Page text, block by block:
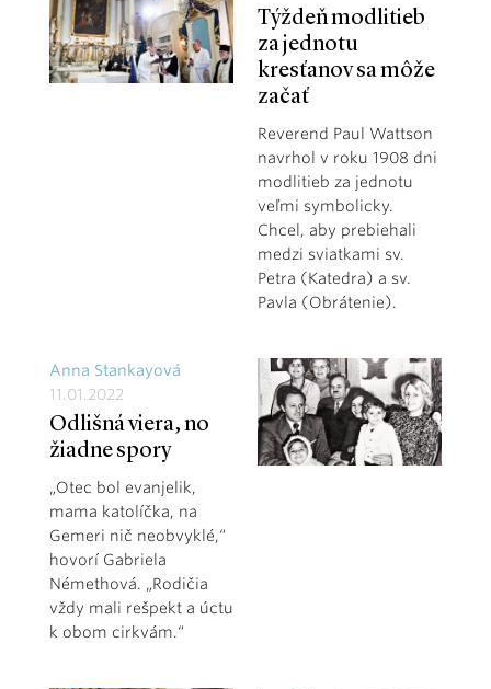
Týždeň modlitieb
za jednotu
kresťanov sa môže
začať
Reverend Paul Wattson
navrhol v roku 1908 dni
modlitieb za jednotu
veľmi symbolicky.
Chcel, aby prebiehali
medzi sviatkami sv.
Petra (Katedra) a sv.
Pavla (Obrátenie).
Anna Stankayová
11.01.2022
Odlišná viera, no
žiadne spory
„Otec bol evanjelik,
mama katolíčka, na
Gemeri nič neobvyklé,“
hovorí Gabriela
Némethová. „Rodičia
vždy mali rešpekt a úctu
k obom cirkvám.“